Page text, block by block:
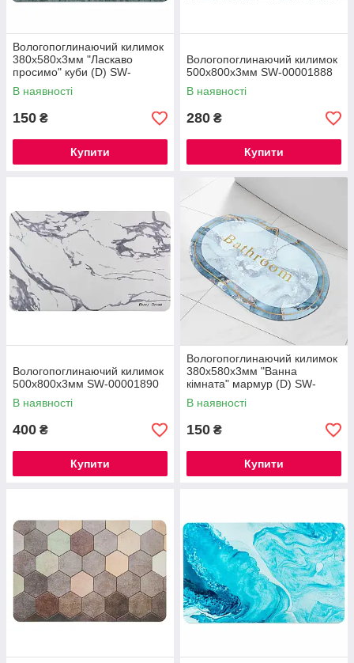
Вологопоглинаючий килимок
380х580х3мм "Ласкаво
просимо" куби (D) SW-
00001561
В наявності
150 ₴
Купити
Вологопоглинаючий килимок
500х800х3мм SW-00001888
В наявності
280 ₴
Купити
Вологопоглинаючий килимок
500х800х3мм SW-00001890
В наявності
400 ₴
Купити
Вологопоглинаючий килимок
380х580х3мм "Ванна
кімната" мармур (D) SW-
00001569
В наявності
150 ₴
Купити